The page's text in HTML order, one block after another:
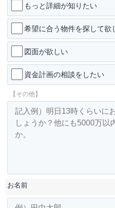
もっと詳細が知りたい
希望に合う物件を探して欲
図面が欲しい
資金計画の相談をしたい
【その他】
お名前